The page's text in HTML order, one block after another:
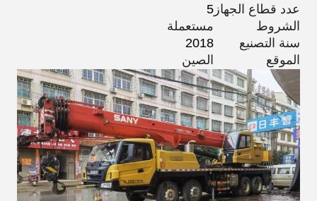
عدد قطاع الجهاز 5
الشروط
مستعملة
سنة التصنيع
2018
الموقع
الصين